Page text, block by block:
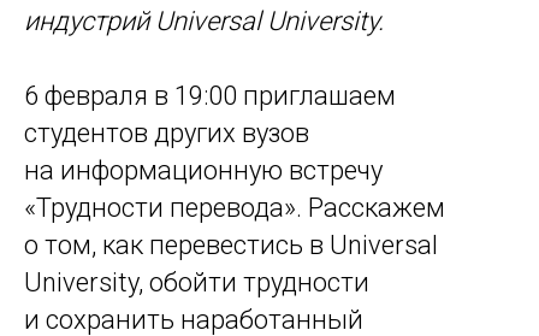
индустрий Universal University.
6 февраля в 19:00 приглашаем
студентов других вузов
на информационную встречу
«Трудности перевода». Расскажем
о том, как перевестись в Universal
University, обойти трудности
и сохранить наработанный